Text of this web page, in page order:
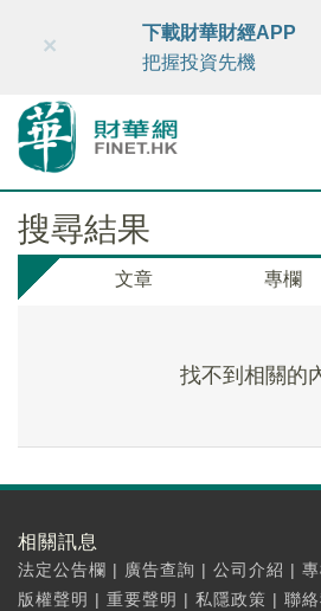
財華智庫網 FINTV
×
下載財華財經APP
把握投資先機
搜尋結果
文章 專欄
找不到相關的
相關訊息
法定公告欄 | 廣告查詢 | 公司介紹 |
版權聲明 | 重要聲明 | 私隱政策 | 聯